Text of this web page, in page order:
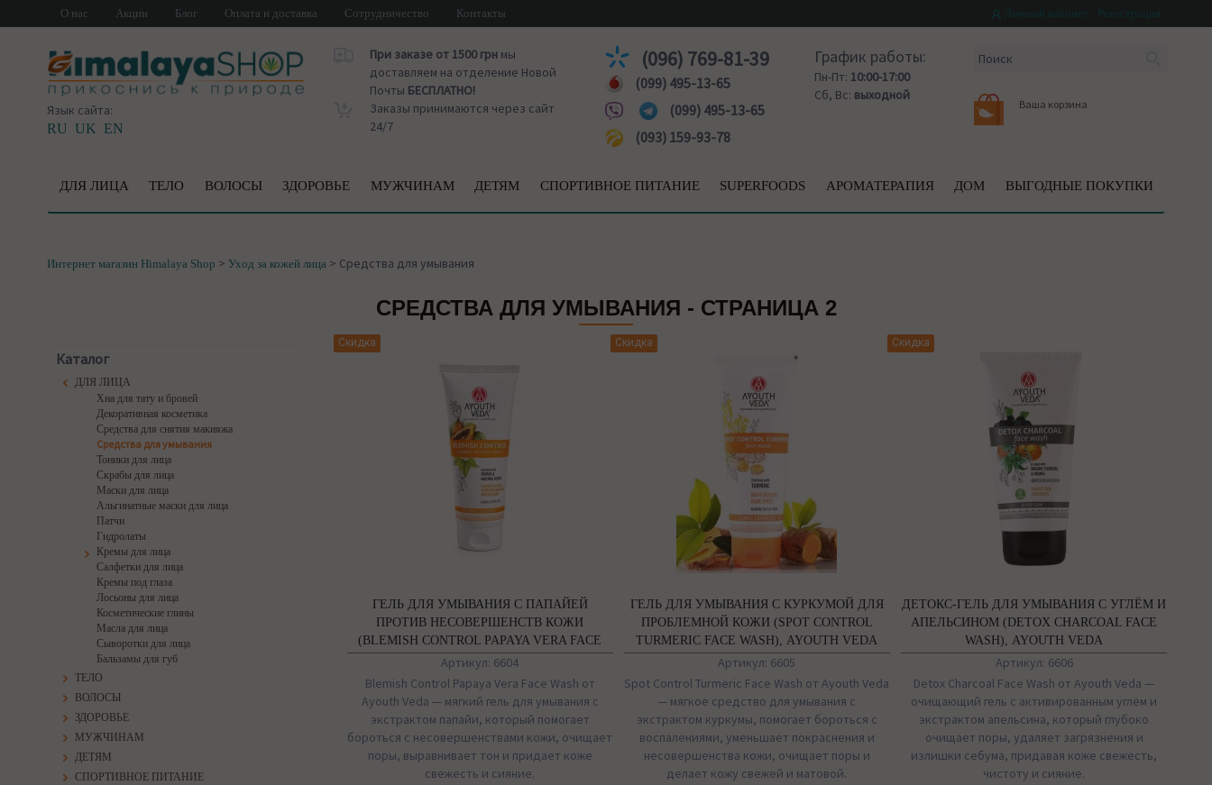
О нас Акции Блог Оплата и доставка Сотрудничество Контакты
Язык сайта:
RU UK EN
При заказе от 1500 грнмы
доставляем на отделение Новой
Почты БЕСПЛАТНО!
Заказы принимаются через сайт
24/7
(096) 769-81-39
(099) 495-13-65
(099) 495-13-65
(093) 159-93-78
График работы:
Пн-Пт: 10:00-17:00
Сб, Вс: выходной
Ваша корзина
ДЛЯ ЛИЦА ТЕЛО ВОЛОСЫ ЗДОРОВЬЕ МУЖЧИНАМ ДЕТЯМ СПОРТИВНОЕ ПИТАНИЕ SUPERFOODS АРОМАТЕРАПИЯ ДОМ ВЫГОДНЫЕ ПОКУПКИ
Интернет магазин Himalaya Shop > Уход за кожей лица > Средства для умывания
СРЕДСТВА ДЛЯ УМЫВАНИЯ - СТРАНИЦА 2
Каталог
ДЛЯ ЛИЦА
Хна для тату и бровей
Декоративная косметика
Средства для снятия макияжа
Средства для умывания
Тоники для лица
Скрабы для лица
Маски для лица
Альгинатные маски для лица
Патчи
Гидролаты
Кремы для лица
Салфетки для лица
Кремы под глаза
Лосьоны для лица
Косметические глины
Масла для лица
Сыворотки для лица
Бальзамы для губ
ТЕЛО
ВОЛОСЫ
ЗДОРОВЬЕ
МУЖЧИНАМ
ДЕТЯМ
СПОРТИВНОЕ ПИТАНИЕ
Скидка
ГЕЛЬ ДЛЯ УМЫВАНИЯ С ПАПАЙЕЙ
ПРОТИВ НЕСОВЕРШЕНСТВ КОЖИ
(BLEMISH CONTROL PAPAYA VERA FACE
WASH), AYOUTH VEDA
Артикул: 6604
Blemish Control Papaya Vera Face Wash от
Ayouth Veda — мягкий гель для умывания с
экстрактом папайи, который помогает
бороться с несовершенствами кожи, очищает
поры, выравнивает тон и придает коже
свежесть и сияние.
Скидка
ГЕЛЬ ДЛЯ УМЫВАНИЯ С КУРКУМОЙ ДЛЯ
ПРОБЛЕМНОЙ КОЖИ (SPOT CONTROL
TURMERIC FACE WASH), AYOUTH VEDA
Артикул: 6605
Spot Control Turmeric Face Wash от Ayouth Veda
— мягкое средство для умывания с
экстрактом куркумы, помогает бороться с
воспалениями, уменьшает покраснения и
несовершенства кожи, очищает поры и
делает кожу свежей и матовой.
Скидка
ДЕТОКС-ГЕЛЬ ДЛЯ УМЫВАНИЯ С УГЛЁМ И
АПЕЛЬСИНОМ (DETOX CHARCOAL FACE
WASH), AYOUTH VEDA
Артикул: 6606
Detox Charcoal Face Wash от Ayouth Veda —
очищающий гель с активированным углём и
экстрактом апельсина, который глубоко
очищает поры, удаляет загрязнения и
излишки себума, придавая коже свежесть,
чистоту и сияние.